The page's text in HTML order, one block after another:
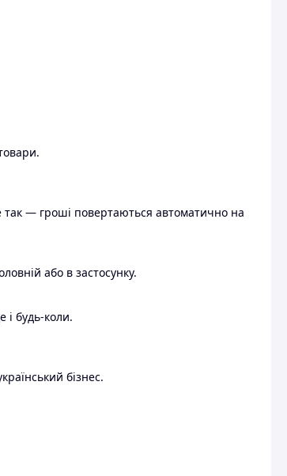
— гроші повертаються автоматично на
або в застосунку.
і будь-коли.
бізнес.